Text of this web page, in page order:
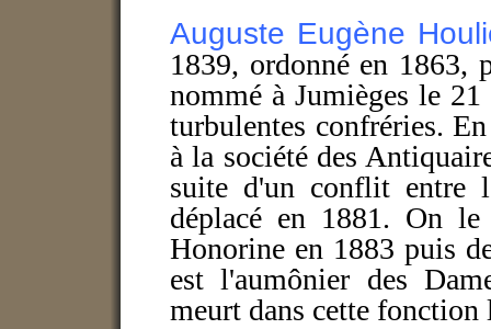
Auguste Eugène
1839, ordonné en 1863,
nommé à Jumièges le
turbulentes confréries.
à la société des
suite d'un conflit entre
déplacé en 1881. On
Honorine en 1883 puis
est l'aumônier des
meurt dans cette fonction